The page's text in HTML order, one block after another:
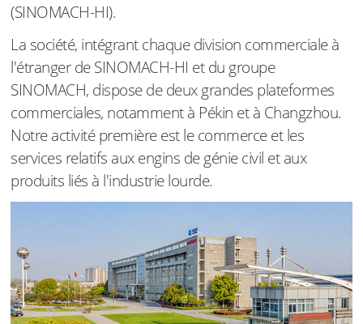
(SINOMACH-HI).
La société, intégrant chaque division commerciale à
l'étranger de SINOMACH-HI et du groupe
SINOMACH, dispose de deux grandes plateformes
commerciales, notamment à Pékin et à Changzhou.
Notre activité première est le commerce et les
services relatifs aux engins de génie civil et aux
produits liés à l'industrie lourde.